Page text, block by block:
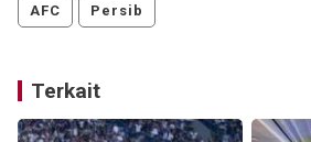
AFC Persib
Terkait